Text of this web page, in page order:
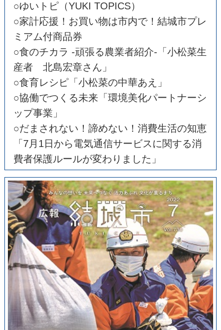
○ゆいトピ（YUKI TOPICS）
○家計応援！お買い物は市内で！結城市プレ
ミアム付商品券
○食のチカラ -頑張る農業者紹介-「小松菜生
産者 北島宏章さん」
○食育レシピ「小松菜の中華あえ」
○協働でつくる未来「環境美化パートナーシ
ップ事業」
○だまされない！諦めない！消費生活の知恵
「7月1日から電気通信サービスに関する消
費者保護ルールが変わりました」